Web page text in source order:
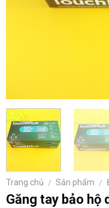
Trang chủ / Sản phẩm /
Găng tay bảo hộ